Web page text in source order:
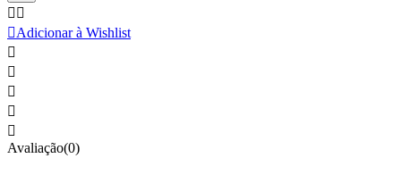
 
Adicionar à Wishlist





Avaliação(0)